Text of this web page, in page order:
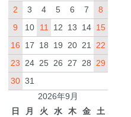
2
3 4 5 6 7
8
9
10 11 12 13 14 15
16
17 18 19 20 21
22
23
24 25 26 27 28
29
30 31
2026年9月
日
月 火 水 木 金
土